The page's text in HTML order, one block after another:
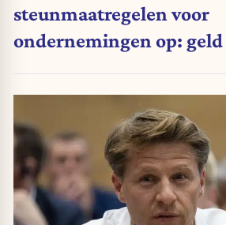
steunmaatregelen voor
ondernemingen op: